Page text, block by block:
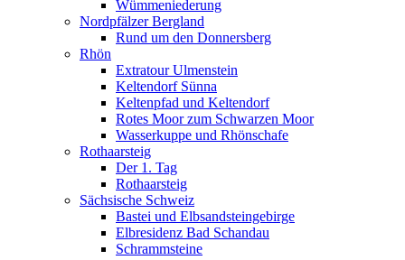
Wümmeniederung
Nordpfälzer Bergland
Rund um den Donnersberg
Rhön
Extratour Ulmenstein
Keltendorf Sünna
Keltenpfad und Keltendorf
Rotes Moor zum Schwarzen Moor
Wasserkuppe und Rhönschafe
Rothaarsteig
Der 1. Tag
Rothaarsteig
Sächsische Schweiz
Bastei und Elbsandsteingebirge
Elbresidenz Bad Schandau
Schrammsteine